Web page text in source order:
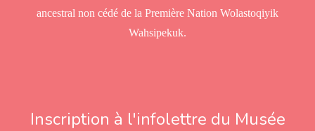
ancestral non cédé de la Première Nation Wolastoqiyik
Wahsipekuk.
Inscription à l'infolettre du Musée